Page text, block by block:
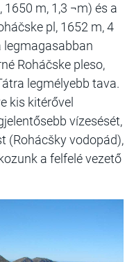
m, 1,3 ¬m) és a
pl, 1652 m, 4
legmagasabban
Roháčske pleso,
legmélyebb tava.
kis kitérővel
vízesését,
(Rohácšky vodopád),
a felfelé vezető